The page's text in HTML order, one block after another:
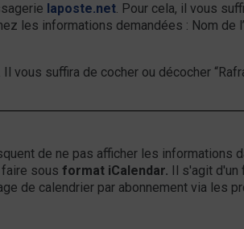
laposte.net. Pour cela, il vous
les informations demandées : Nom de
suffira de cocher ou décocher
de ne pas afficher les informations
sous format iCalendar. Il s'agit d'un
de calendrier par abonnement via les